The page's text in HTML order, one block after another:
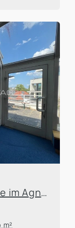
Lichtdurchflutetes Office im Agnesviertel